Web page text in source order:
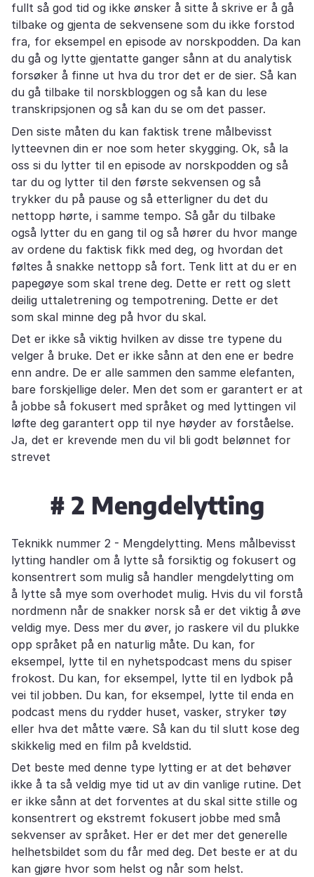
fullt så god tid og ikke ønsker å sitte å skrive er å gå
tilbake og gjenta de sekvensene som du ikke forstod
fra, for eksempel en episode av norskpodden. Da kan
du gå og lytte gjentatte ganger sånn at du analytisk
forsøker å finne ut hva du tror det er de sier. Så kan
du gå tilbake til norskbloggen og så kan du lese
transkripsjonen og så kan du se om det passer.
Den siste måten du kan faktisk trene målbevisst
lytteevnen din er noe som heter skygging. Ok, så la
oss si du lytter til en episode av norskpodden og så
tar du og lytter til den første sekvensen og så
trykker du på pause og så etterligner du det du
nettopp hørte, i samme tempo. Så går du tilbake
også lytter du en gang til og så hører du hvor mange
av ordene du faktisk fikk med deg, og hvordan det
føltes å snakke nettopp så fort. Tenk litt at du er en
papegøye som skal trene deg. Dette er rett og slett
deilig uttaletrening og tempotrening. Dette er det
som skal minne deg på hvor du skal.
Det er ikke så viktig hvilken av disse tre typene du
velger å bruke. Det er ikke sånn at den ene er bedre
enn andre. De er alle sammen den samme elefanten,
bare forskjellige deler. Men det som er garantert er at
å jobbe så fokusert med språket og med lyttingen vil
løfte deg garantert opp til nye høyder av forståelse.
Ja, det er krevende men du vil bli godt belønnet for
strevet
# 2 Mengdelytting
Teknikk nummer 2 - Mengdelytting. Mens målbevisst
lytting handler om å lytte så forsiktig og fokusert og
konsentrert som mulig så handler mengdelytting om
å lytte så mye som overhodet mulig. Hvis du vil forstå
nordmenn når de snakker norsk så er det viktig å øve
veldig mye. Dess mer du øver, jo raskere vil du plukke
opp språket på en naturlig måte. Du kan, for
eksempel, lytte til en nyhetspodcast mens du spiser
frokost. Du kan, for eksempel, lytte til en lydbok på
vei til jobben. Du kan, for eksempel, lytte til enda en
podcast mens du rydder huset, vasker, stryker tøy
eller hva det måtte være. Så kan du til slutt kose deg
skikkelig med en film på kveldstid.
Det beste med denne type lytting er at det behøver
ikke å ta så veldig mye tid ut av din vanlige rutine. Det
er ikke sånn at det forventes at du skal sitte stille og
konsentrert og ekstremt fokusert jobbe med små
sekvenser av språket. Her er det mer det generelle
helhetsbildet som du får med deg. Det beste er at du
kan gjøre hvor som helst og når som helst.